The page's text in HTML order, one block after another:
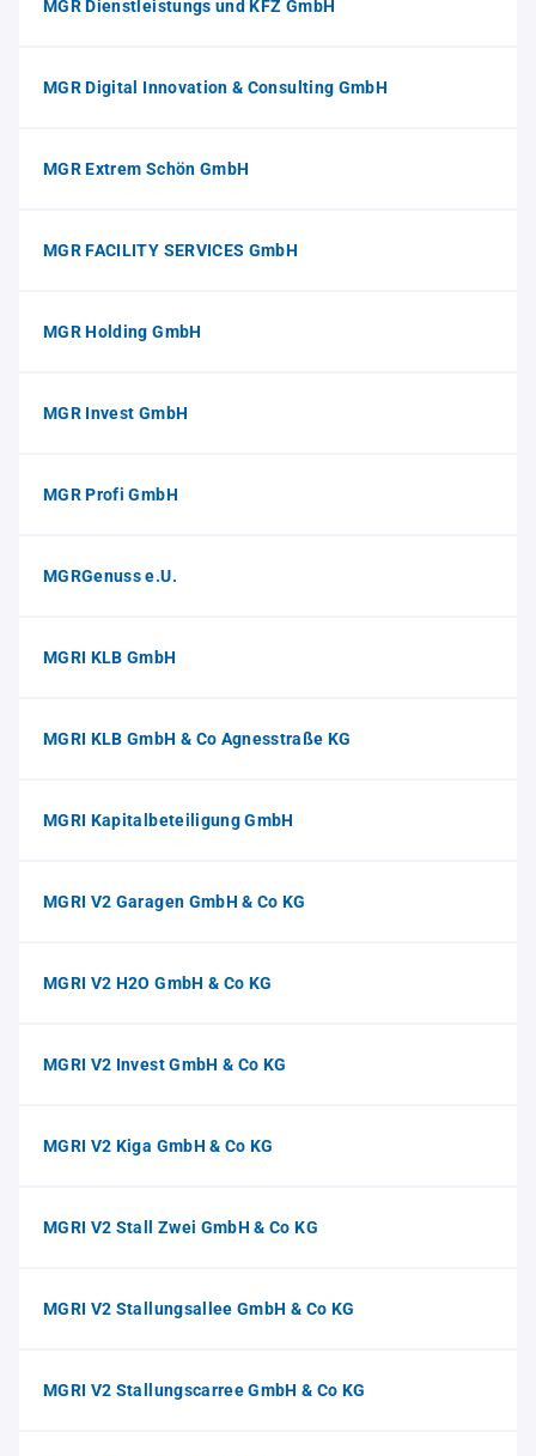
MGR Dienstleistungs und KFZ GmbH
MGR Digital Innovation & Consulting GmbH
MGR Extrem Schön GmbH
MGR FACILITY SERVICES GmbH
MGR Holding GmbH
MGR Invest GmbH
MGR Profi GmbH
MGRGenuss e.U.
MGRI KLB GmbH
MGRI KLB GmbH & Co Agnesstraße KG
MGRI Kapitalbeteiligung GmbH
MGRI V2 Garagen GmbH & Co KG
MGRI V2 H2O GmbH & Co KG
MGRI V2 Invest GmbH & Co KG
MGRI V2 Kiga GmbH & Co KG
MGRI V2 Stall Zwei GmbH & Co KG
MGRI V2 Stallungsallee GmbH & Co KG
MGRI V2 Stallungscarree GmbH & Co KG